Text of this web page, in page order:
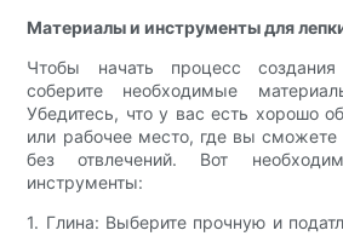
Материалы и инструменты для
Чтобы начать процесс
соберите необходимые
Убедитесь, что у вас есть хорошо
или рабочее место, где вы сможете
без отвлечений. Вот
инструменты:
1. Глина: Выберите прочную и